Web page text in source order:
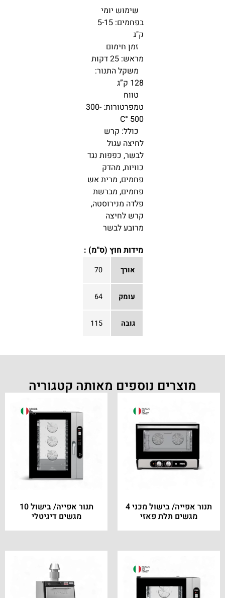
שימוש יומי
בפחמים: 5-15
ק"ג
זמן חימום
מראש: 25 דקות
משקל התנור:
128 ק”ג
טווח
טמפרטורות: 300-
500 °C
כולל: קרש
לחיצה עגול
לבשר, כפפות נגד
כוויות, מהדק
פחמים, מרית אש
פחמים, מברשת
פלדה מנירוסטה,
קרש לחיצה
מרובע לבשר
מידות חוץ (ס"מ) :
אורך 70
עומק 64
גובה 115
מוצרים נוספים מאותה קטגוריה
תנור אפייה/ בישול מכני 4
מגשים תלת פאזי
תנור אפייה/ בישול 10
מגשים דיגיטלי